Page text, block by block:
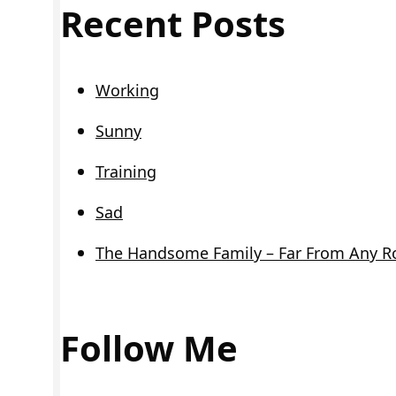
Recent Posts
Working
Sunny
Training
Sad
The Handsome Family – Far From Any
Follow Me